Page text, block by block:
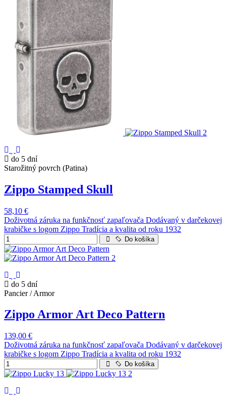
do 5 dní
Starožitný povrch (Patina)
Zippo Stamped Skull
58,10 €
Doživotná záruka na funkčnosť zapaľovača Dodávaný v darčekovej
krabičke s logom Zippo Tradícia a kvalita od roku 1932
Do košíka
do 5 dní
Pancier / Armor
Zippo Armor Art Deco Pattern
139,00 €
Doživotná záruka na funkčnosť zapaľovača Dodávaný v darčekovej
krabičke s logom Zippo Tradícia a kvalita od roku 1932
Do košíka